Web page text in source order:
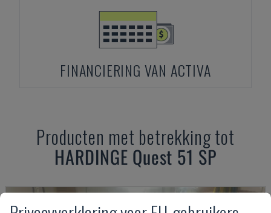
FINANCIERING VAN ACTIVA
Producten met betrekking tot
HARDINGE Quest 51 SP